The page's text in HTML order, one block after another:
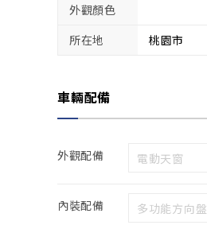
外觀顏色
所在地
桃園市
車輛配備
外觀配備 電動天窗
內裝配備 多功能方向盤